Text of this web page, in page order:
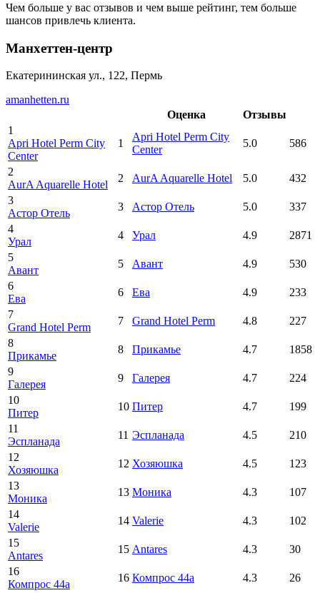
Чем больше у вас отзывов и чем выше рейтинг, тем больше
шансов привлечь клиента.
Манхеттен-центр
Екатерининская ул., 122, Пермь
amanhetten.ru
Оценка
Отзывы
1
Apri Hotel Perm City
Center
1
Apri Hotel Perm City
Center
5.0 586
2
AurA Aquarelle Hotel
2 AurA Aquarelle Hotel 5.0
432
3
Астор Отель
3 Астор Отель 5.0
337
4
Урал
4 Урал 4.9
2871
5
Авант
5 Авант 4.9
530
6
Eвa
6 Eвa 4.9
233
7
Grand Hotel Perm
7 Grand Hotel Perm 4.8
227
8
Прикамье
8 Прикамье 4.7
1858
9
Галерея
9 Галерея 4.7
224
10
Питер
10 Питер 4.7
199
11
Эспланада
11 Эспланада 4.5
210
12
Хозяюшка
12 Хозяюшка 4.5
123
13
Моника
13 Моника 4.3
107
14
Valerie
14 Valerie 4.3
102
15
Antares
15 Antares 4.3
30
16
Компрос 44а
16 Компрос 44а 4.3
26